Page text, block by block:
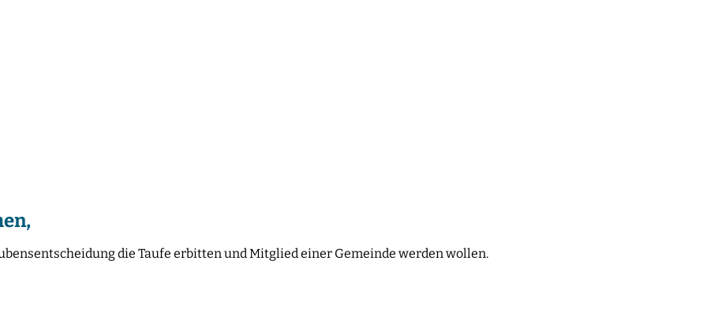
die Taufe erbitten und Mitglied einer Gemeinde werden wollen.